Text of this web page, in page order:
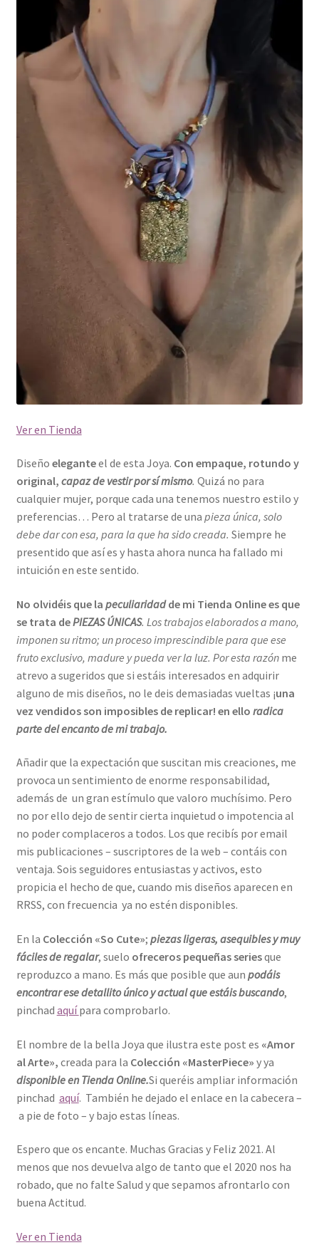
Ver en Tienda
Diseño eleganteel de esta Joya. Con empaque, rotundo y
original, capaz de vestir por sí mismo. Quizá no para
cualquier mujer, porque cada una tenemos nuestro estilo y
preferencias… Pero al tratarse de una pieza única, solo
debe dar con esa, para la que ha sido creada. Siempre he
presentido que así es y hasta ahora nunca ha fallado mi
intuición en este sentido.
No olvidéis que la peculiaridadde mi Tienda Online es que
se trata dePIEZAS ÚNICAS. Los trabajos elaborados a mano,
imponen su ritmo; un proceso imprescindible para que ese
fruto exclusivo, madure y pueda ver la luz. Por esta razón me
atrevo a sugeridos que si estáis interesados en adquirir
alguno de mis diseños, no le deis demasiadas vueltas ¡una
vez vendidos son imposibles de replicar! en ello radica
parte del encanto de mi trabajo.
Añadir que la expectación que suscitan mis creaciones, me
provoca un sentimiento de enorme responsabilidad,
además de un gran estímulo que valoro muchísimo. Pero
no por ello dejo de sentir cierta inquietud o impotencia al
no poder complaceros a todos. Los que recibís por email
mis publicaciones – suscriptores de la web – contáis con
ventaja. Sois seguidores entusiastas y activos, esto
propicia el hecho de que, cuando mis diseños aparecen en
RRSS, con frecuencia ya no estén disponibles.
En la Colección «So Cute»; piezas ligeras, asequibles y muy
fáciles de regalar, suelo ofreceros pequeñas seriesque
reproduzco a mano. Es más que posible que aun podáis
encontrar ese detallito único y actual que estáis buscando,
pinchad aquípara comprobarlo.
El nombre de la bella Joya que ilustra este post es «Amor
al Arte», creada para la Colección «MasterPiece» yya
disponible en Tienda Online.Si queréis ampliar información
pinchad aquí. También he dejado el enlace en la cabecera –
a pie de foto – y bajo estas líneas.
Espero que os encante. Muchas Gracias y Feliz 2021. Al
menos que nos devuelva algo de tanto que el 2020 nos ha
robado, que no falte Salud y que sepamos afrontarlo con
buena Actitud.
Ver en Tienda